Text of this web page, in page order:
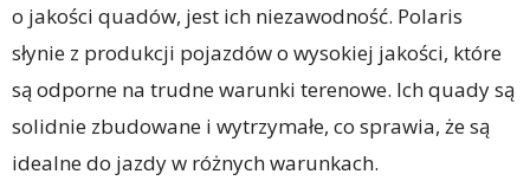
o jakości quadów, jest ich niezawodność. Polaris
słynie z produkcji pojazdów o wysokiej jakości, które
są odporne na trudne warunki terenowe. Ich quady są
solidnie zbudowane i wytrzymałe, co sprawia, że są
idealne do jazdy w różnych warunkach.